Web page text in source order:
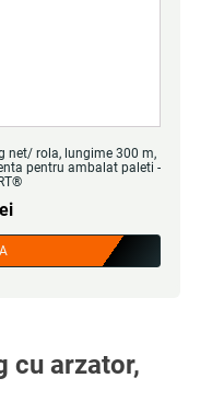
net/ rola, lungime 300 m,
pentru ambalat paleti -
cu arzator,